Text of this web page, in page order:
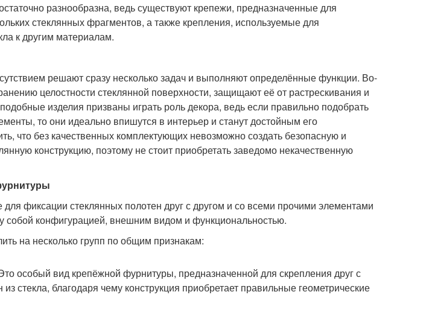
разнообразна, ведь существуют крепежи, предназначенные для
стеклянных фрагментов, а также крепления, используемые для
к другим материалам.
решают сразу несколько задач и выполняют определённые функции. Во-
целостности стеклянной поверхности, защищают её от растрескивания и
изделия призваны играть роль декора, ведь если правильно подобрать
то они идеально впишутся в интерьер и станут достойным его
что без качественных комплектующих невозможно создать безопасную и
конструкцию, поэтому не стоит приобретать заведомо некачественную
фиксации стеклянных полотен друг с другом и со всеми прочими элементами
собой конфигурацией, внешним видом и функциональностью.
на несколько групп по общим признакам:
особый вид крепёжной фурнитуры, предназначенной для скрепления друг с
стекла, благодаря чему конструкция приобретает правильные геометрические